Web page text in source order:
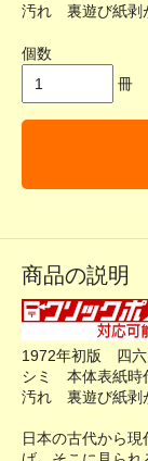
汚れ 裏遊び紙剥
個数
冊
商品の説明
1972年初版 四
シミ 本体表紙時
汚れ 裏遊び紙剥
日本の古代から